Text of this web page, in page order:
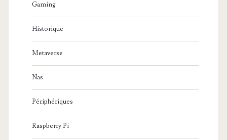
Gaming
Historique
Metaverse
Nas
Périphériques
Raspberry Pi